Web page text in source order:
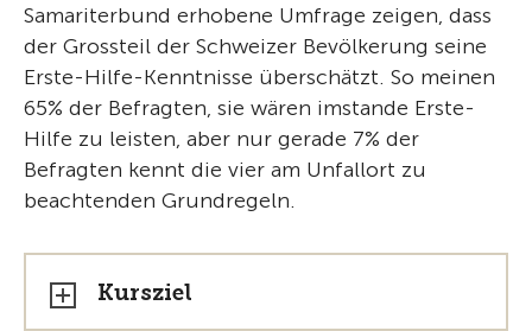
Samariterbund erhobene Umfrage zeigen, dass
der Grossteil der Schweizer Bevölkerung seine
Erste-Hilfe-Kenntnisse überschätzt. So meinen
65% der Befragten, sie wären imstande Erste-
Hilfe zu leisten, aber nur gerade 7% der
Befragten kennt die vier am Unfallort zu
beachtenden Grundregeln.
Kursziel